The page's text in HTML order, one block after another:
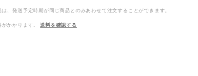
、発送予定時期が同じ商品とのみあわせて注文することができます。
かかります。 送料を確認する